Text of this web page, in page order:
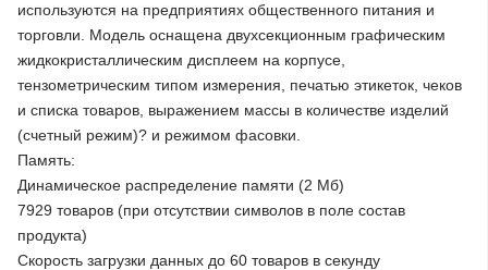
используются на предприятиях общественного питания и
торговли. Модель оснащена двухсекционным графическим
жидкокристаллическим дисплеем на корпусе,
тензометрическим типом измерения, печатью этикеток, чеков
и списка товаров, выражением массы в количестве изделий
(счетный режим)? и режимом фасовки.
Память:
Динамическое распределение памяти (2 Мб)
7929 товаров (при отсутствии символов в поле состав
продукта)
Скорость загрузки данных до 60 товаров в секунду